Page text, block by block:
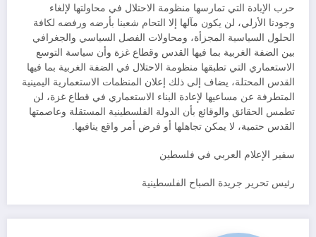
حرب الإبادة التي تمارسها منظومة الاحتلال في محاولتها لإلغاء
وجودنا الأزلي، لن يكون مآلها إلا التحام شعبنا بأرضه ورفضه لكافة
الحلول السياسية المجزأة، ومحاولات الفصل السياسي والجغرافي
بين الضفة الغربية بما فيها القدس وقطاع غزة وأن سياسة التوسع
الاستعماري التي تطبقها منظومة الاحتلال في الضفة الغربية بما فيها
القدس المحتلة، يضاف إلى ذلك إعلان المنظمات الاستعمارية اليمينية
المتطرفة عن مساعيها لإعادة البناء الاستعماري في قطاع غزة، لن
تطمس الحقائق والوقائع بأن الدولة الفلسطينية المستقلة وعاصمتها
القدس حتمية، لا يمكن تجاهلها أو فرض أمر واقع ينافيها.
سفير الإعلام العربي في فلسطين
رئيس تحرير جريدة الصباح الفلسطينية